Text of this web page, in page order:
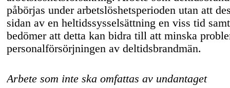
påbörjas under arbetslöshetsperioden utan att
sidan av en heltidssysselsättning en viss tid
bedömer att detta kan bidra till att minska
personalförsörjningen av deltidsbrandmän.
Arbete som inte ska omfattas av undantaget